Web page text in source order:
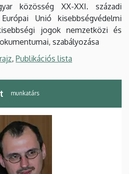
közösség XX-XXI. századi
Unió kisebbségvédelmi
jogok nemzetközi és
szabályozása
, Publikációs lista
munkatárs